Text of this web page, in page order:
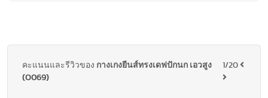
คะแนนและรีวิวของ กางเกงยีนส์ทรงเดฟปักนก เอวสูง
(O069)
1/20